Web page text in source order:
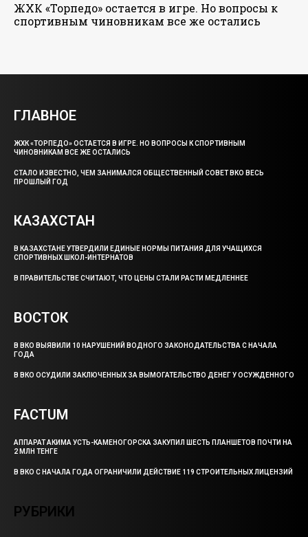
ЖХК «Торпедо» остается в игре. Но вопросы к
спортивным чиновникам все же остались
ГЛАВНОЕ
ЖХК «ТОРПЕДО» ОСТАЕТСЯ В ИГРЕ. НО ВОПРОСЫ К СПОРТИВНЫМ
ЧИНОВНИКАМ ВСЕ ЖЕ ОСТАЛИСЬ
СТАЛО ИЗВЕСТНО, ЧЕМ ЗАНИМАЛСЯ ОБЩЕСТВЕННЫЙ СОВЕТ ВКО ВЕСЬ
ПРОШЛЫЙ ГОД
КАЗАХСТАН
В КАЗАХСТАНЕ УТВЕРДИЛИ ЕДИНЫЕ НОРМЫ ПИТАНИЯ ДЛЯ УЧАЩИХСЯ
СПОРТИВНЫХ ШКОЛ-ИНТЕРНАТОВ
В ПРАВИТЕЛЬСТВЕ СЧИТАЮТ, ЧТО ЦЕНЫ СТАЛИ РАСТИ МЕДЛЕННЕЕ
ВОСТОК
В ВКО ВЫЯВИЛИ 10 НАРУШЕНИЙ ВОДНОГО ЗАКОНОДАТЕЛЬСТВА С НАЧАЛА
ГОДА
В ВКО ОСУДИЛИ ЗАКЛЮЧЕННЫХ ЗА ВЫМОГАТЕЛЬСТВО ДЕНЕГ У ОСУЖДЕННОГО
FACTUM
АППАРАТ АКИМА УСТЬ-КАМЕНОГОРСКА ЗАКУПИЛ ШЕСТЬ ПЛАНШЕТОВ ПОЧТИ НА
2 МЛН ТЕНГЕ
В ВКО С НАЧАЛА ГОДА ОГРАНИЧИЛИ ДЕЙСТВИЕ 119 СТРОИТЕЛЬНЫХ ЛИЦЕНЗИЙ
РУБРИКИ